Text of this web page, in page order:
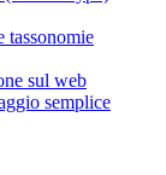
tassonomie
sul web
semplice